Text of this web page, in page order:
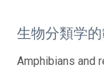
生物分類学
Amphibians and